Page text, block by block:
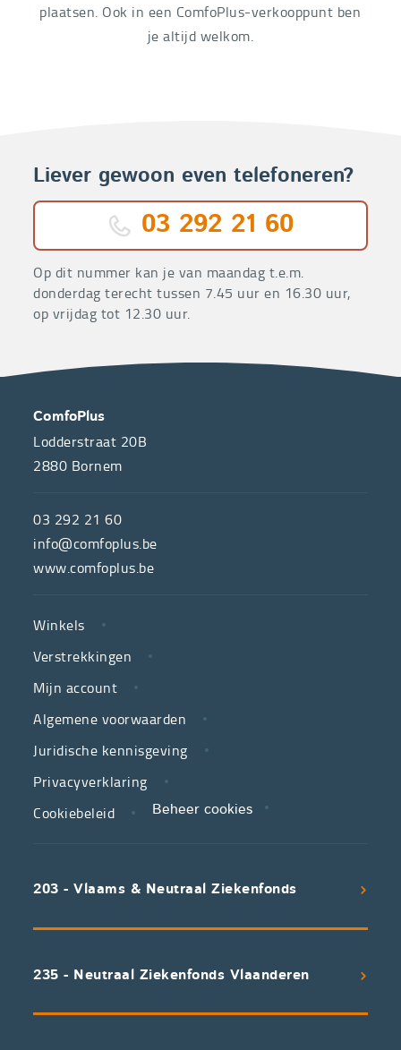
plaatsen. Ook in een ComfoPlus-verkooppunt ben
je altijd welkom.
Liever gewoon even telefoneren?
03 292 21 60
Op dit nummer kan je van maandag t.e.m.
donderdag terecht tussen 7.45 uur en 16.30 uur,
op vrijdag tot 12.30 uur.
OVER
ONS
de
hulpmiddelenwinkel
van
neutrale
ziekenfondsen,
is
partner
in
zorg.
We
voorwaarden
uitstekend
waarvan
CONTACT
ComfoPlus
Lodderstraat 20B
2880 Bornem
03 292 21 60
info@comfoplus.be
www.comfoplus.be
LINKS
Winkels
Verstrekkingen
Mijn account
Algemene voorwaarden
Juridische kennisgeving
Privacyverklaring
Cookiebeleid
Beheer cookies
203 - Vlaams & Neutraal Ziekenfonds
235 - Neutraal Ziekenfonds Vlaanderen